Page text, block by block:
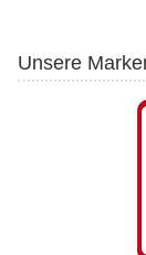
Unsere